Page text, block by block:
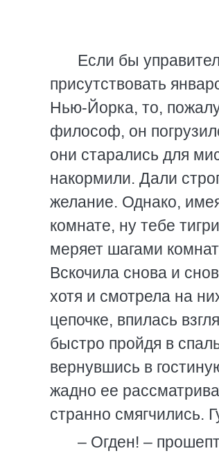
Если бы
присутствовать
Нью-Йорка, то,
философ, он
они старались для
накормили. Дали
желание. Однако,
комнате, ну тебе
меряет шагами
Вскочила снова и
хотя и смотрела на
цепочке, впилась
быстро пройдя в
вернувшись в
жадно ее
странно смягчились.
– Огден! –